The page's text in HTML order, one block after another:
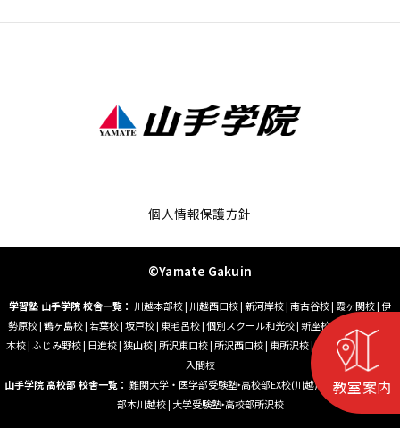
教室案内
個人情報保護方針
©Yamate Gakuin
学習塾 山手学院 校舎一覧： 川越本部校| 川越西口校|新河岸校|南古谷校| 霞ヶ関校|伊
勢原校|鶴ヶ島校|若葉校|坂戸校| 東毛呂校|個別スクール和光校|新座校|
木校|ふじみ野校| 日進校|狭山校| 所沢東口校| 所沢西口校| 東所沢校|小手指校|
入間校
山手学院 高校部 校舎一覧： 難関大学・医学部受験塾‣高校部EX校(川越)|
大学受験塾‣高校
部本川越校| 大学受験塾‣高校部所沢校